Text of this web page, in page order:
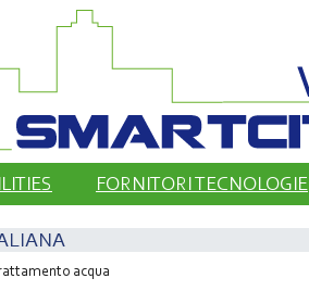
FORNITORI TECNOLOGIE
acqua